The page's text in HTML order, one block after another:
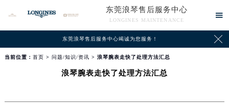
东莞浪琴售后服务中心
LONGINES MAINTENANCE

东莞浪琴售后服务中心竭诚为您服务！ 
当前位置： 首页 > 问题/知识/资讯 > 浪琴腕表走快了处理方法汇总
浪琴腕表走快了处理方法汇总